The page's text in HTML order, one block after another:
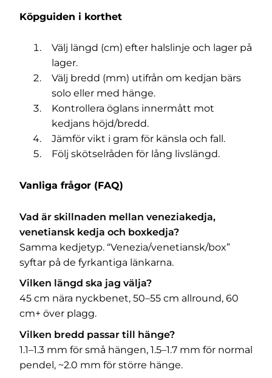
Köpguiden i korthet
Välj längd (cm) efter halslinje och lager på
lager.
Välj bredd (mm) utifrån om kedjan bärs
solo eller med hänge.
Kontrollera öglans innermått mot
kedjans höjd/bredd.
Jämför vikt i gram för känsla och fall.
Följ skötselråden för lång livslängd.
Vanliga frågor (FAQ)
Vad är skillnaden mellan veneziakedja,
venetiansk kedja och boxkedja?
Samma kedjetyp. “Venezia/venetiansk/box”
syftar på de fyrkantiga länkarna.
Vilken längd ska jag välja?
45 cm nära nyckbenet, 50–55 cm allround, 60
cm+ över plagg.
Vilken bredd passar till hänge?
1.1–1.3 mm för små hängen, 1.5–1.7 mm för normal
pendel, ~2.0 mm för större hänge.